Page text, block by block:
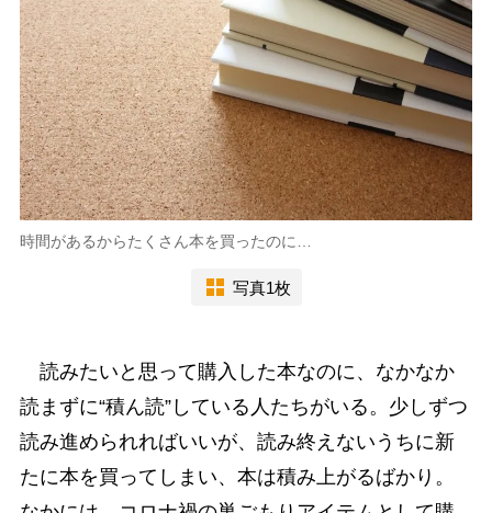
時間があるからたくさん本を買ったのに…
写真1枚
読みたいと思って購入した本なのに、なかなか
読まずに“積ん読”している人たちがいる。少しずつ
読み進められればいいが、読み終えないうちに新
たに本を買ってしまい、本は積み上がるばかり。